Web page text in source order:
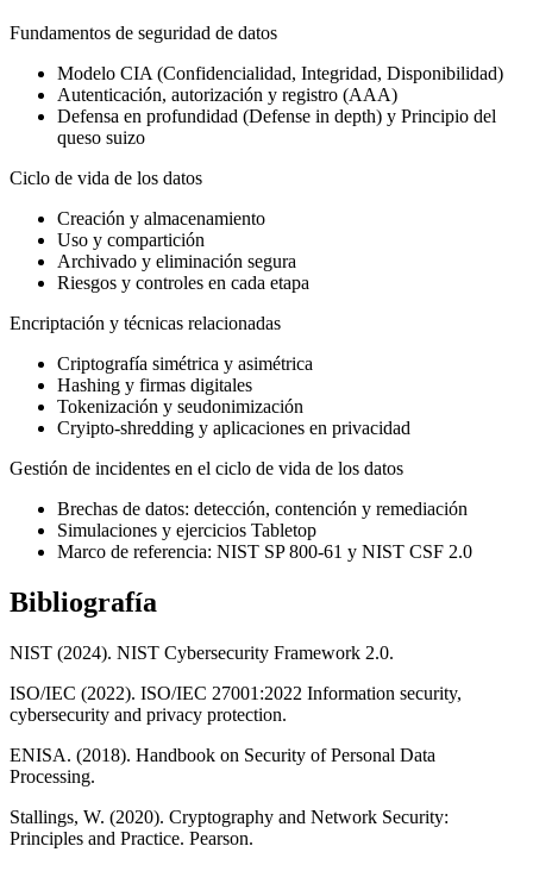
Fundamentos de seguridad de datos
Modelo CIA (Confidencialidad, Integridad, Disponibilidad)
Autenticación, autorización y registro (AAA)
Defensa en profundidad (Defense in depth) y Principio del
queso suizo
Ciclo de vida de los datos
Creación y almacenamiento
Uso y compartición
Archivado y eliminación segura
Riesgos y controles en cada etapa
Encriptación y técnicas relacionadas
Criptografía simétrica y asimétrica
Hashing y firmas digitales
Tokenización y seudonimización
Cryipto-shredding y aplicaciones en privacidad
Gestión de incidentes en el ciclo de vida de los datos
Brechas de datos: detección, contención y remediación
Simulaciones y ejercicios Tabletop
Marco de referencia: NIST SP 800-61 y NIST CSF 2.0
Bibliografía
NIST (2024). NIST Cybersecurity Framework 2.0.
ISO/IEC (2022). ISO/IEC 27001:2022 Information security,
cybersecurity and privacy protection.
ENISA. (2018). Handbook on Security of Personal Data
Processing.
Stallings, W. (2020). Cryptography and Network Security:
Principles and Practice. Pearson.